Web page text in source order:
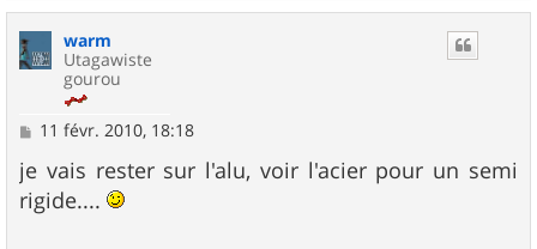
warm
Utagawiste
gourou
M
s
s
a
11 févr. 2010, 18:18
je vais rester sur l'alu, voir l'acier pour un semi
rigide....